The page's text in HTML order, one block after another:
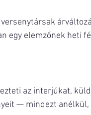
egy elemzőnek heti
az interjúkat,
— mindezt anélkül,